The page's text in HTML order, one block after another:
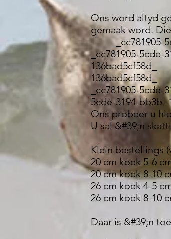
Ons word altyd
gemaak word.
_cc781905-
_cc781905-
136bad5cf58d_
_cc781905-
5cde-3194-
Ons probeer u
U sal &#39;n
Klein bestellings
20 cm koek 5-6
20 cm koek 8-10
26 cm koek 4-5
26 cm koek 8-10
Daar is &#39;n